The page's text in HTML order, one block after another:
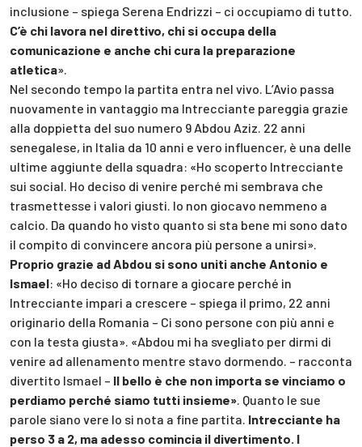
inclusione – spiega Serena Endrizzi – ci occupiamo di tutto.
C’è chi lavora nel direttivo, chi si occupa della
comunicazione e anche chi cura la preparazione
atletica».
Nel secondo tempo la partita entra nel vivo. L’Avio passa
nuovamente in vantaggio ma Intrecciante pareggia grazie
alla doppietta del suo numero 9 Abdou Aziz. 22 anni
senegalese, in Italia da 10 anni e vero influencer, è una delle
ultime aggiunte della squadra: «Ho scoperto Intrecciante
sui social. Ho deciso di venire perché mi sembrava che
trasmettesse i valori giusti. Io non giocavo nemmeno a
calcio. Da quando ho visto quanto si sta bene mi sono dato
il compito di convincere ancora più persone a unirsi».
Proprio grazie ad Abdou si sono uniti anche Antonio e
Ismael: «Ho deciso di tornare a giocare perché in
Intrecciante impari a crescere – spiega il primo, 22 anni
originario della Romania – Ci sono persone con più anni e
con la testa giusta». «Abdou mi ha svegliato per dirmi di
venire ad allenamento mentre stavo dormendo. – racconta
divertito Ismael – Il bello è che non importa se vinciamo o
perdiamo perché siamo tutti insieme» . Quanto le sue
parole siano vere lo si nota a fine partita. Intrecciante ha
perso 3 a 2, ma adesso comincia il divertimento. I